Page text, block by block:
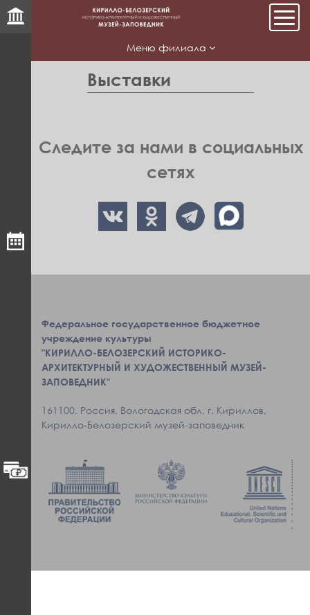
Меню филиала
Выставки
Следите за нами в социальных
сетях
Федеральное государственное бюджетное
учреждение культуры
"КИРИЛЛО-БЕЛОЗЕРСКИЙ ИСТОРИКО-
АРХИТЕКТУРНЫЙ И ХУДОЖЕСТВЕННЫЙ МУЗЕЙ-
ЗАПОВЕДНИК"
161100, Россия, Вологодская обл, г. Кириллов,
Кирилло-Белозерский музей-заповедник